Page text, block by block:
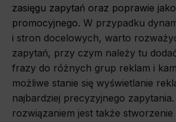
zasięgu zapytań oraz poprawie
promocyjnego. W przypadku
i stron docelowych, warto
zapytań, przy czym należy tu
frazy do różnych grup reklam i
możliwe stanie się wyświetlanie
najbardziej precyzyjnego
rozwiązaniem jest także